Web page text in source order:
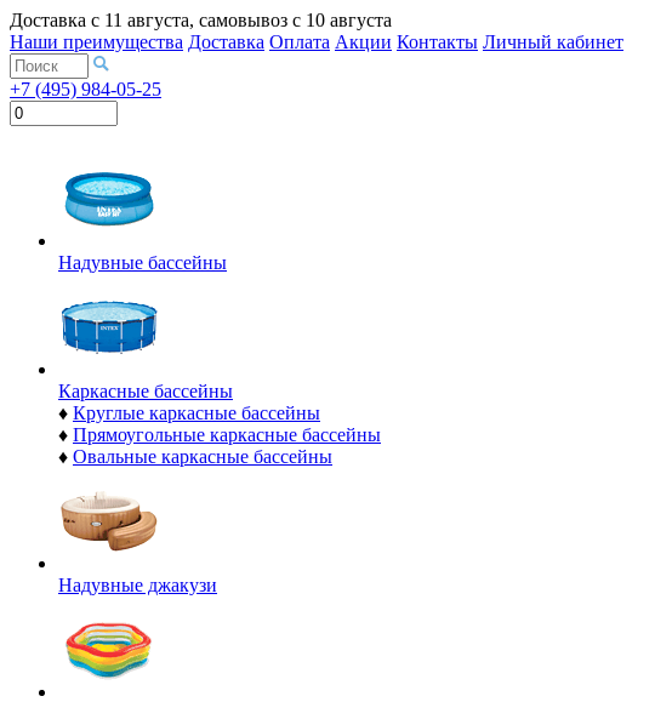
Доставка с 11 августа, самовывоз с 10 августа
Наши преимущества Доставка Оплата Акции Контакты Личный кабинет
+7 (495) 984-05-25
Надувные бассейны
Каркасные бассейны
♦ Круглые каркасные бассейны
♦ Прямоугольные каркасные бассейны
♦ Овальные каркасные бассейны
Надувные джакузи